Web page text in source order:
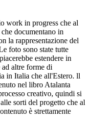
work in progress che al
documentano in
la rappresentazione del
foto sono state tutte
estendere in
altre forme di
in Italia che all'Estero. ll
nel libro Atalanta
creativo, quindi si
sorti del progetto che al
è strettamente